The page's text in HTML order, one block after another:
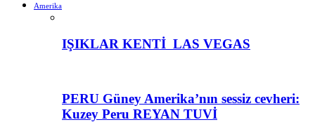
Amerika
IŞIKLAR KENTİ LAS VEGAS
PERU Güney Amerika’nın sessiz cevheri:
Kuzey Peru REYAN TUVİ